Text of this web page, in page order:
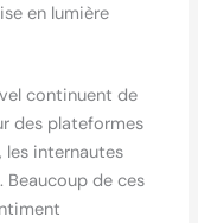
en lumière
continuent de
des plateformes
les internautes
Beaucoup de ces